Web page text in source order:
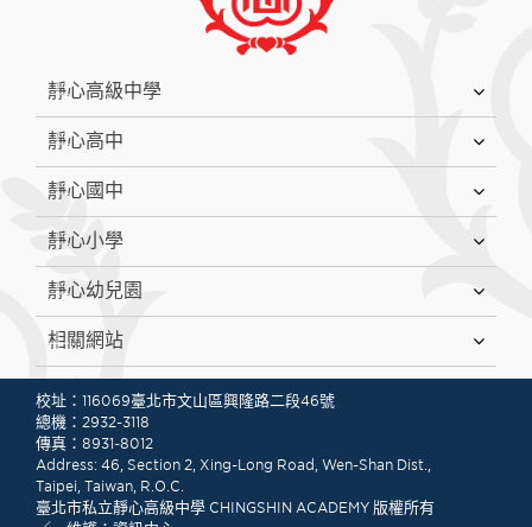
靜心高級中學
靜心高中
靜心國中
靜心小學
靜心幼兒園
相關網站
校址：116069臺北市文山區興隆路二段46號
總機：2932-3118
傳真：8931-8012
Address: 46, Section 2, Xing-Long Road, Wen-Shan Dist.,
Taipei, Taiwan, R.O.C.
臺北市私立靜心高級中學 CHINGSHIN ACADEMY 版權所有